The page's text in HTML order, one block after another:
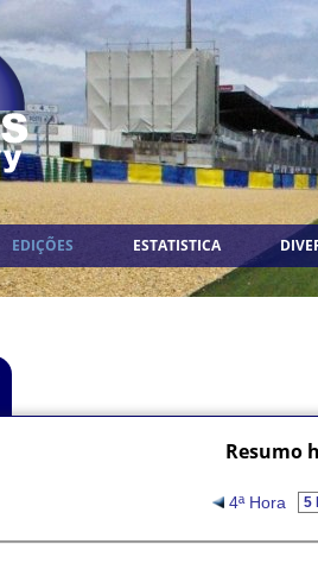
EDIÇÕES ESTATISTICA
Resumo
4ª Hora